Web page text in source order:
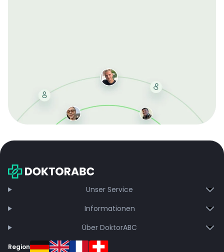
bei jeder Bestellung, erhalten schnelle Lieferung und
Unser Service
Informationen
Über DoktorABC
Region